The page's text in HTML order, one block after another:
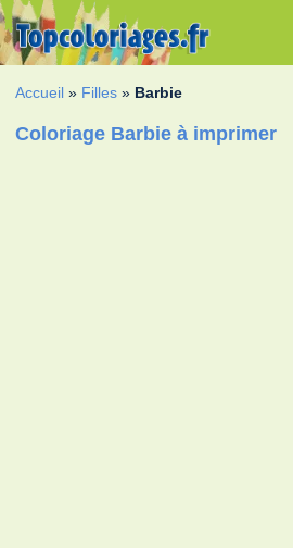
Accueil » Filles » Barbie
Coloriage Barbie à imprimer